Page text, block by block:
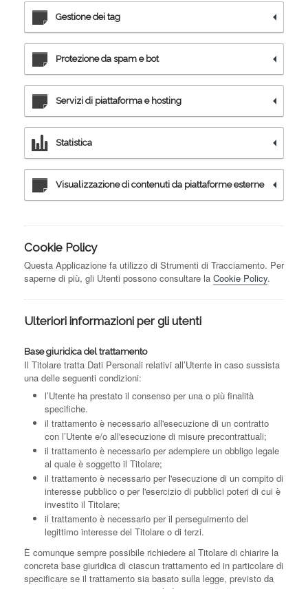
Gestione dei tag
Protezione da spam e bot
Servizi di piattaforma e hosting
Statistica
Visualizzazione di contenuti da piattaforme esterne
Cookie Policy
Questa Applicazione fa utilizzo di Strumenti di Tracciamento. Per
saperne di più, gli Utenti possono consultare la Cookie Policy.
Ulteriori informazioni per gli utenti
Base giuridica del trattamento
Il Titolare tratta Dati Personali relativi all’Utente in caso sussista
una delle seguenti condizioni:
l’Utente ha prestato il consenso per una o più finalità
specifiche.
il trattamento è necessario all'esecuzione di un contratto
con l’Utente e/o all'esecuzione di misure precontrattuali;
il trattamento è necessario per adempiere un obbligo legale
al quale è soggetto il Titolare;
il trattamento è necessario per l'esecuzione di un compito di
interesse pubblico o per l'esercizio di pubblici poteri di cui è
investito il Titolare;
il trattamento è necessario per il perseguimento del
legittimo interesse del Titolare o di terzi.
È comunque sempre possibile richiedere al Titolare di chiarire la
concreta base giuridica di ciascun trattamento ed in particolare di
specificare se il trattamento sia basato sulla legge, previsto da